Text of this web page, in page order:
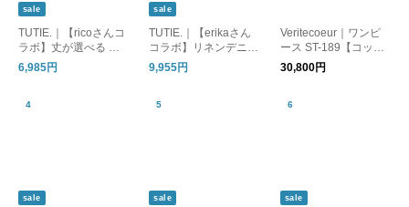
sale
TUTIE.｜【ricoさんコ
ラボ】丈が選べる コ
ットンリネンバンドカ
ラーワンピース ｜再
6,985円
sale
TUTIE.｜【erikaさん
コラボ】リネンデニム
コートワンピース｜再
販売
9,955円
Veritecoeur｜ワンピ
ース ST-189【コット
ン】
30,800円
sale sale sale